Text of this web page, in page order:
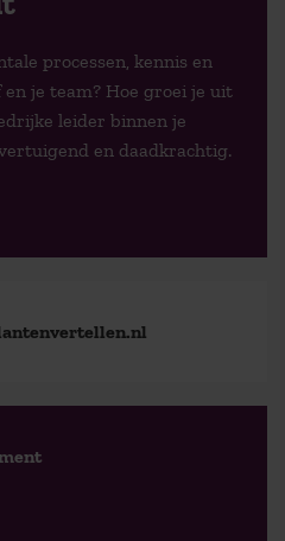
processen, kennis en
je team? Hoe groei je uit
leider binnen je
en daadkrachtig.